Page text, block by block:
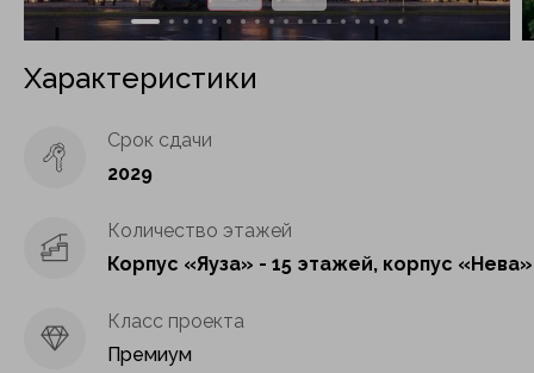
Характеристики
Срок сдачи
2029
Количество этажей
Корпус «Яуза» - 15 этажей, корпус
Класс проекта
Премиум